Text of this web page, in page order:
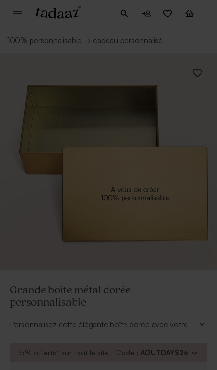
100% personnalisable → cadeau personnalisé
Grande boite métal dorée
personnalisable
Personnalisez cette élégante boîte dorée avec votre
pour les petits que les grands !
15% offerts* sur tout le site | Code : AOUTDAYS26